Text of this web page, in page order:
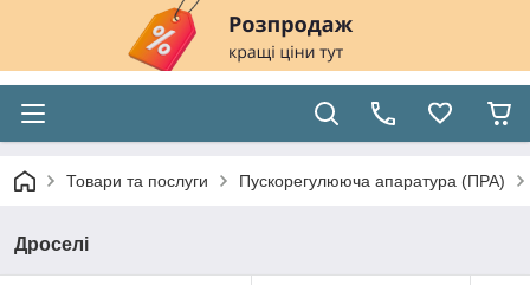
Товари та послуги Пускорегулююча апаратура (ПРА)
Дроселі